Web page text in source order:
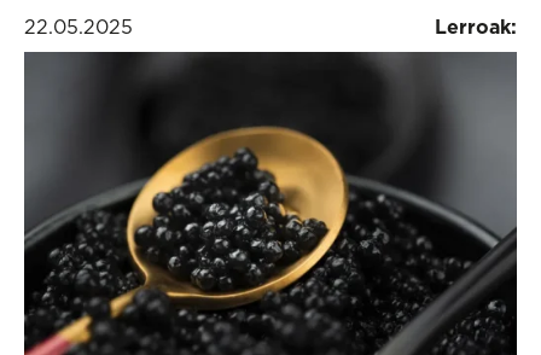
22.05.2025 Lerroak: